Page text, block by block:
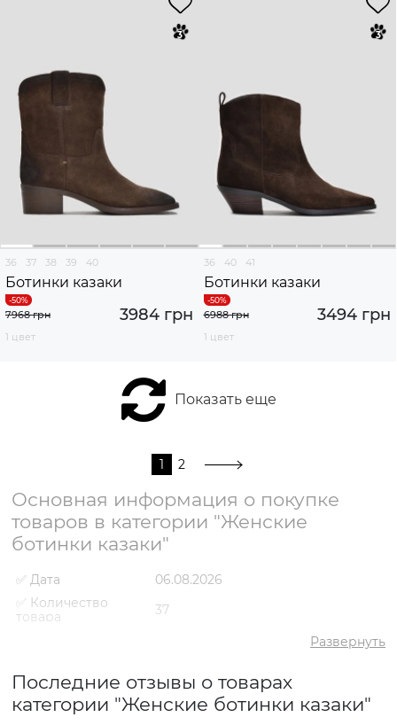
36 37 38 39 40
Ботинки казаки
3984 грн
7968 грн
1 цвет
36 40 41
Ботинки казаки
3494 грн
6988 грн
1 цвет
Показать еще
1 2
Основная информация о покупке
товаров в категории "Женские
ботинки казаки"
✅ Дата
06.08.2026
✅ Количество
товара
37
✅ Средняя цена
3167 грн
✅ Самый дешевый
товар
1610 грн
Развернуть
Последние отзывы о товарах
категории "Женские ботинки казаки"